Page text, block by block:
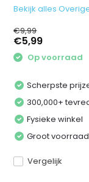
Bekijk alles
€9,99
€5,99
Op voorraad
Scherpste
300,000+
Fysieke winkel
Groot voorraad
Vergelijk